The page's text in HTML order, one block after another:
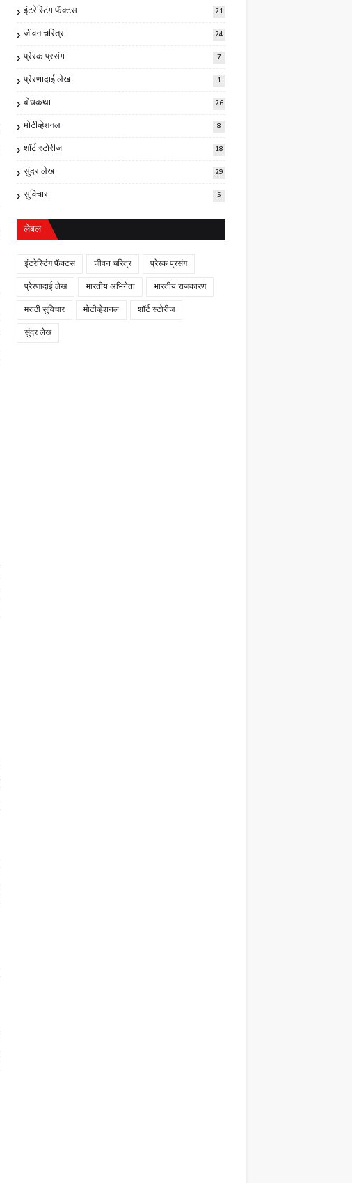
इंटरेस्टिंग फॅक्टस 21
जीवन चरित्र 24
प्रेरक प्रसंग 7
प्रेरणादाई लेख 1
बोधकथा 26
मोटीव्हेशनल 8
शॉर्ट स्टोरीज 18
सुंदर लेख 29
सुविचार 5
लेबल
इंटरेस्टिंग फॅक्टस जीवन चरित्र प्रेरक प्रसंग
प्रेरणादाई लेख भारतीय अभिनेता भारतीय राजकारण
मराठी सुविचार मोटीव्हेशनल शॉर्ट स्टोरीज
सुंदर लेख